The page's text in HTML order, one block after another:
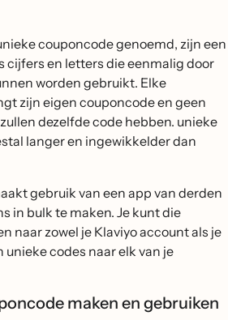
couponcode genoemd, zijn een
cijfers en letters die eenmalig door
worden gebruikt. Elke
zijn eigen couponcode en geen
dezelfde code hebben. unieke
langer en ingewikkelder dan
gebruik van een app van derden
in bulk te maken. Je kunt die
naar zowel je Klaviyo account als je
unieke codes naar elk van je
maken en gebruiken